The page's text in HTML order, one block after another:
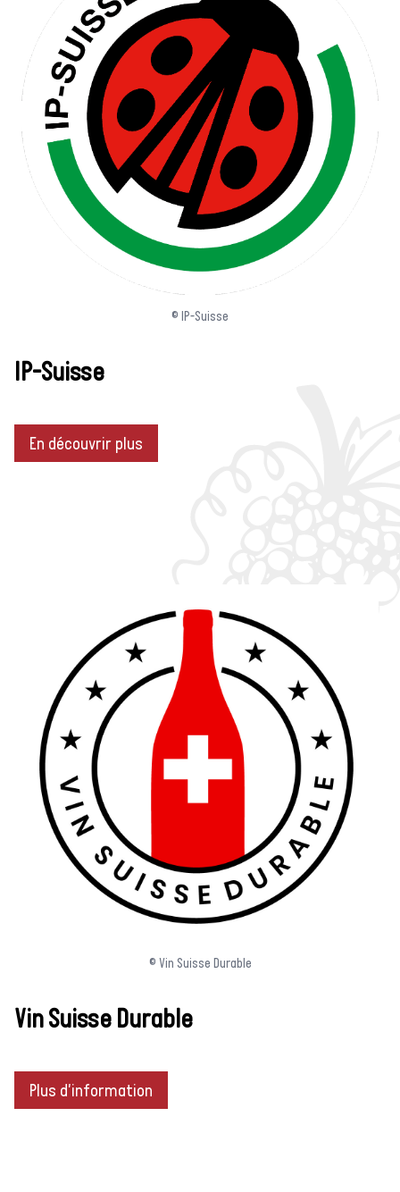
© IP-Suisse
IP-Suisse
En découvrir plus
© Vin Suisse Durable
Vin Suisse Durable
Plus d'information